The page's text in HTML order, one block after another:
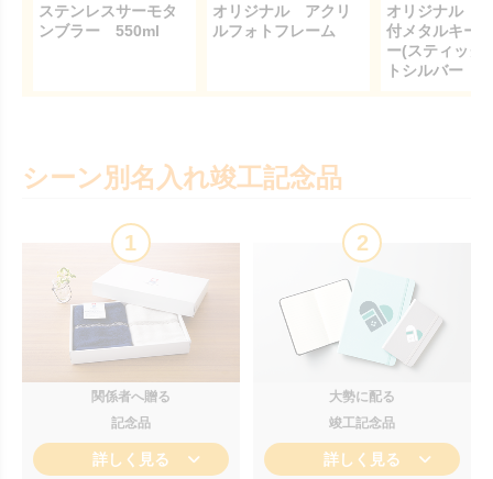
ステンレスサーモタ
ンブラー 550ml
オリジナル アクリ
ルフォトフレーム
オリジナル
付メタルキー
ー(スティッ
トシルバー
シーン別名入れ竣工記念品
1
関係者へ贈る
記念品
詳しく見る
2
大勢に配る
竣工記念品
詳しく見る